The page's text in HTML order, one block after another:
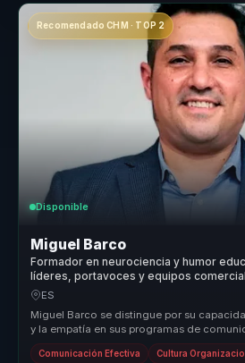
Recomendado CHM · TOP 2
Disponible
Miguel Barco
Formador en neurociencia y humor
líderes, portavoces y equipos
comunicación en claridad, persuasión y
ES
Miguel Barco se distingue por su
y la empatía en sus programas de
partici...
Comunicación Efectiva Cultura